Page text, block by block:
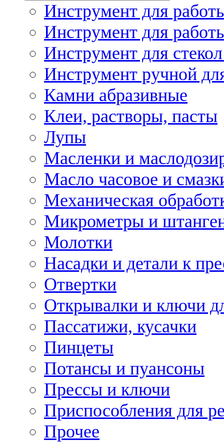
Инструмент для
Инструмент для
Инструмент для
Инструмент ручной
Камни абразивные
Клеи, растворы, пасты
Лупы
Масленки и
Масло часовое и
Механическая
Микрометры и
Молотки
Насадки и детали к
Отвертки
Открывалки и ключи
Пассатижи, кусачки
Пинцеты
Потансы и пуансоны
Прессы и ключи
Приспособления для
Прочее